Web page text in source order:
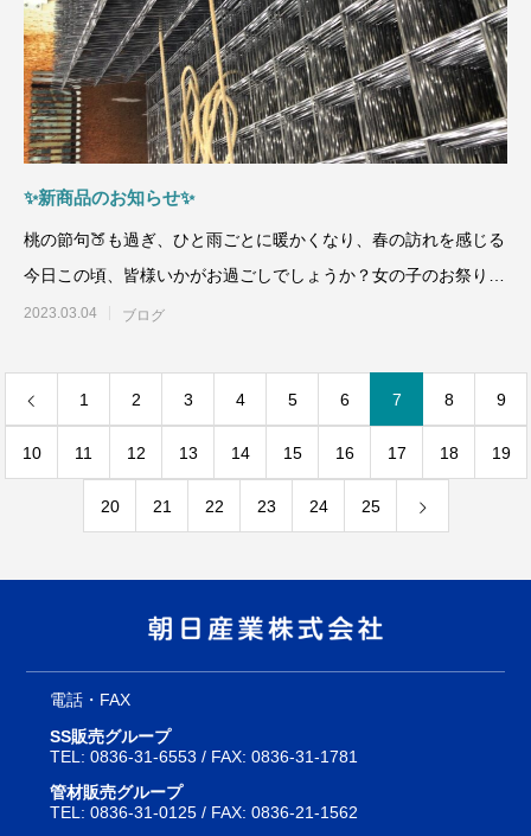
✨新商品のお知らせ✨
桃の節句🍑も過ぎ、ひと雨ごとに暖かくなり、春の訪れを感じる
今日この頃、皆様いかがお過ごしでしょうか？女の子のお祭り🎎
とされていますが
2023.03.04 ブログ
1 2 3 4 5 6 7 8 9
10 11 12 13 14 15 16 17 18 19
20 21 22 23 24 25
電話・FAX
SS販売グループ
TEL:0836-31-6553 / FAX: 0836-31-1781
管材販売グループ
TEL:0836-31-0125 / FAX: 0836-21-1562